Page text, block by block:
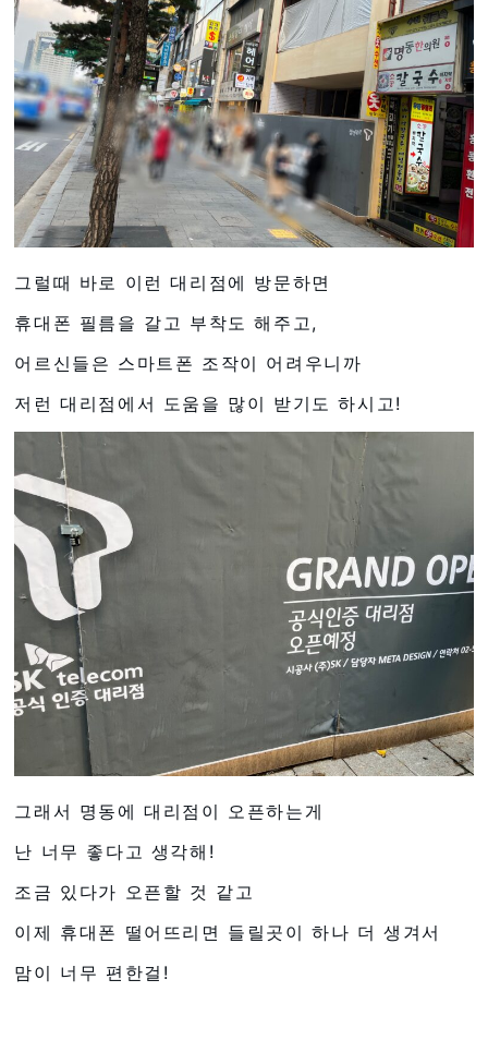
그럴때 바로 이런 대리점에 방문하면
휴대폰 필름을 갈고 부착도 해주고,
어르신들은 스마트폰 조작이 어려우니까
저런 대리점에서 도움을 많이 받기도 하시고!
그래서 명동에 대리점이 오픈하는게
난 너무 좋다고 생각해!
조금 있다가 오픈할 것 같고
이제 휴대폰 떨어뜨리면 들릴곳이 하나 더 생겨서
맘이 너무 편한걸!